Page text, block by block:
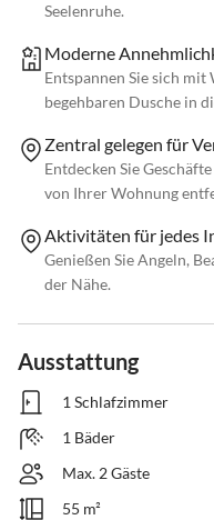
Seelenruhe.
Moderne
Entspannen Sie sich
begehbaren Dusche in
Zentral gelegen für
Entdecken Sie
von Ihrer Wohnung
Aktivitäten für jedes
Genießen Sie Angeln,
der Nähe.
Ausstattung
1 Schlafzimmer
1 Bäder
Max. 2 Gäste
55 m²